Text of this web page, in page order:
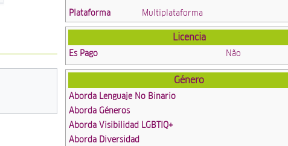
Plataforma
Multiplataforma
Licencia
Es Pago Não
Género
Aborda Lenguaje No Binario
Aborda Géneros
Aborda Visibilidad LGBTIQ+
Aborda Diversidad